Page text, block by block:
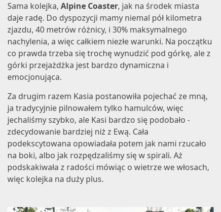
Sama kolejka, Alpine Coaster, jak na środek miasta
daje radę. Do dyspozycji mamy niemal pół kilometra
zjazdu, 40 metrów różnicy, i 30% maksymalnego
nachylenia, a więc całkiem niezłe warunki. Na początku
co prawda trzeba się trochę wynudzić pod górkę, ale z
górki przejażdżka jest bardzo dynamiczna i
emocjonująca.
Za drugim razem Kasia postanowiła pojechać ze mną,
ja tradycyjnie pilnowałem tylko hamulców, więc
jechaliśmy szybko, ale Kasi bardzo się podobało -
zdecydowanie bardziej niż z Ewą. Cała
podekscytowana opowiadała potem jak nami rzucało
na boki, albo jak rozpędzaliśmy się w spirali. Aż
podskakiwała z radości mówiąc o wietrze we włosach,
więc kolejka na duży plus.